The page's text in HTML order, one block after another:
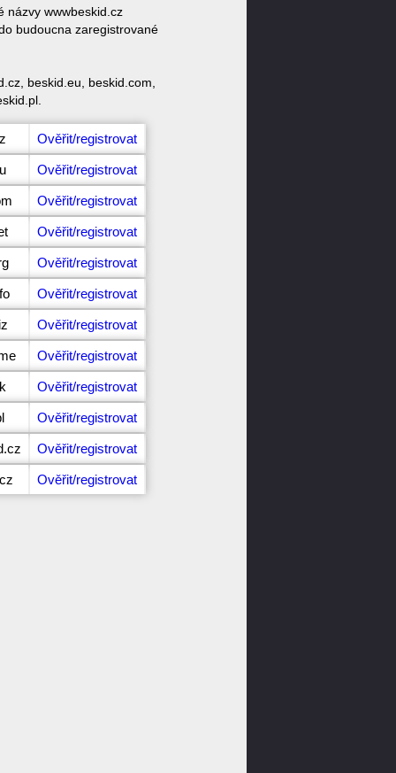
názvy wwwbeskid.cz
budoucna zaregistrované
beskid.eu, beskid.com,
Ověřit/registrovat
Ověřit/registrovat
Ověřit/registrovat
Ověřit/registrovat
Ověřit/registrovat
Ověřit/registrovat
Ověřit/registrovat
Ověřit/registrovat
Ověřit/registrovat
Ověřit/registrovat
Ověřit/registrovat
Ověřit/registrovat